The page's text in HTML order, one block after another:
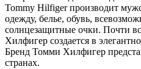
Tommy Hilfiger производит
одежду, белье, обувь,
солнцезащитные очки. Почти
Хилфигер создается в
Бренд Томми Хилфигер
странах.